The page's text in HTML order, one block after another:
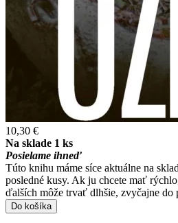
10,30 €
Na sklade 1 ks
Posielame ihneď
Túto knihu máme síce aktuálne na
posledné kusy. Ak ju chcete mať
ďalších môže trvať dlhšie, zvyčajne do
Do košíka